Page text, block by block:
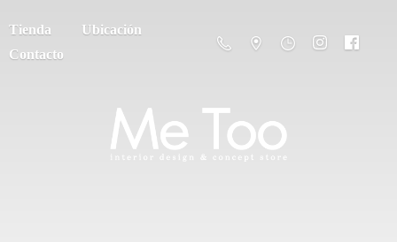
Tienda
Ubicación
Contacto